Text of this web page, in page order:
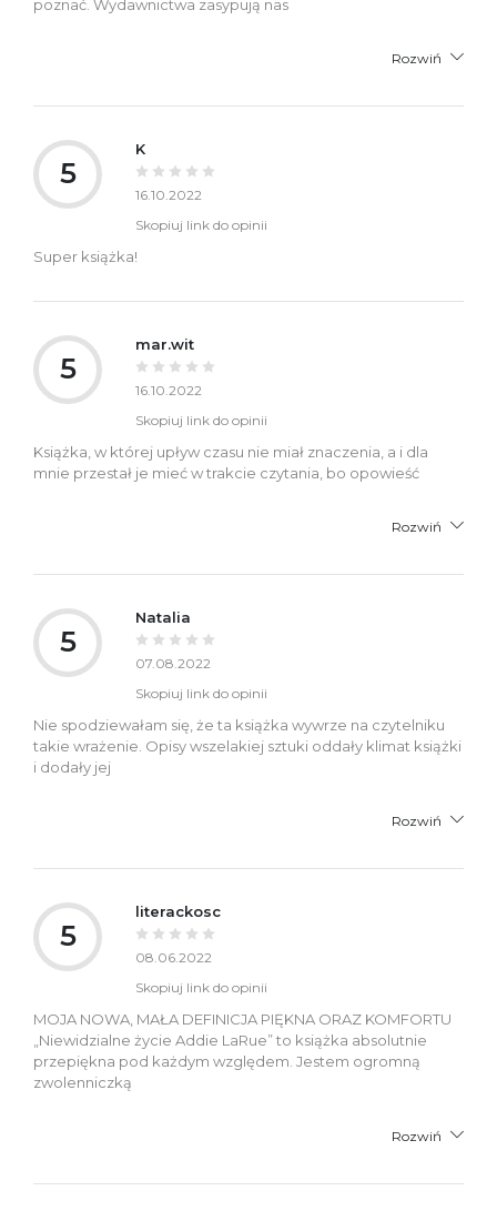
poznać. Wydawnictwa zasypują nas
Rozwiń
5
K
16.10.2022
Skopiuj link do opinii
Super książka!
5
mar.wit
16.10.2022
Skopiuj link do opinii
Książka, w której upływ czasu nie miał znaczenia, a i dla
mnie przestał je mieć w trakcie czytania, bo opowieść
Rozwiń
5
Natalia
07.08.2022
Skopiuj link do opinii
Nie spodziewałam się, że ta książka wywrze na czytelniku
takie wrażenie. Opisy wszelakiej sztuki oddały klimat książki
i dodały jej
Rozwiń
5
literackosc
08.06.2022
Skopiuj link do opinii
MOJA NOWA, MAŁA DEFINICJA PIĘKNA ORAZ KOMFORTU
„Niewidzialne życie Addie LaRue” to książka absolutnie
przepiękna pod każdym względem. Jestem ogromną
zwolenniczką
Rozwiń